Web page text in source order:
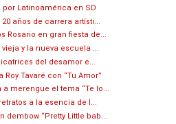
por Latinoamérica en SD
años de carrera artísti...
Rosario en gran fiesta de...
y la nueva escuela ...
del desamor e...
Roy Tavaré con “Tu Amor”
merengue el tema “Te lo...
a la esencia de l...
dembow “Pretty Little bab...